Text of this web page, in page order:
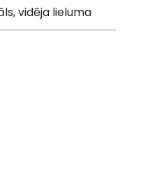
vidēja lieluma